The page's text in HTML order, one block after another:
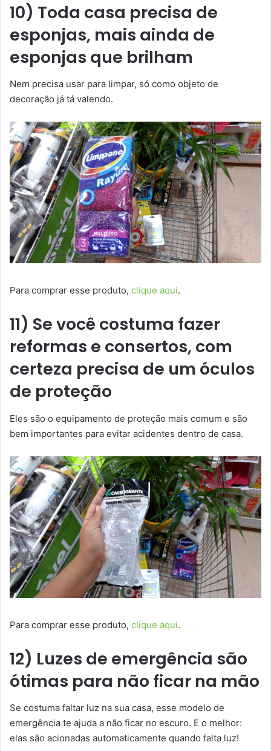
10) Toda casa precisa de
esponjas, mais ainda de
esponjas que brilham
Nem precisa usar para limpar, só como objeto de
decoração já tá valendo.
Para comprar esse produto, clique aqui.
11) Se você costuma fazer
reformas e consertos, com
certeza precisa de um óculos
de proteção
Eles são o equipamento de proteção mais comum e são
bem importantes para evitar acidentes dentro de casa.
Para comprar esse produto, clique aqui.
12) Luzes de emergência são
ótimas para não ficar na mão
Se costuma faltar luz na sua casa, esse modelo de
emergência te ajuda a não ficar no escuro. E o melhor:
elas são acionadas automaticamente quando falta luz!